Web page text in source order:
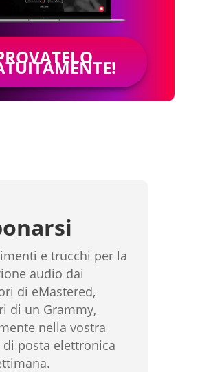
e trucchi per la
audio dai
di eMastered,
di un Grammy,
nella vostra
di posta elettronica